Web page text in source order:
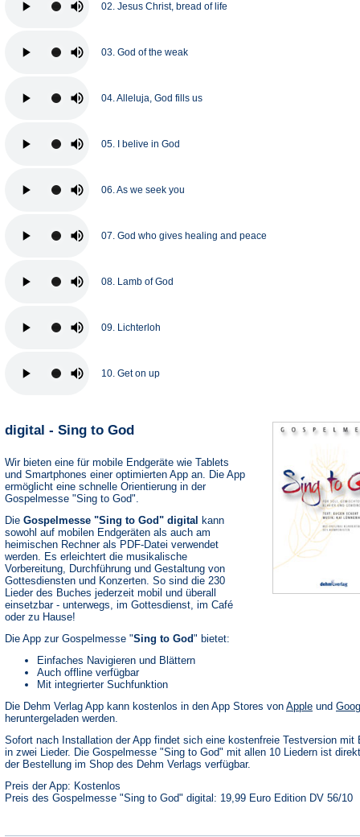
02. Jesus Christ, bread of life
03. God of the weak
04. Alleluja, God fills us
05. I belive in God
06. As we seek you
07. God who gives healing and peace
08. Lamb of God
09. Lichterloh
10. Get on up
digital - Sing to God
Wir bieten eine für mobile Endgeräte wie Tablets
und Smartphones einer optimierten App an. Die App
ermöglicht eine schnelle Orientierung in der
Gospelmesse "Sing to God".
Die Gospelmesse "Sing to God" digital kann
sowohl auf mobilen Endgeräten als auch am
heimischen Rechner als PDF-Datei verwendet
werden. Es erleichtert die musikalische
Vorbereitung, Durchführung und Gestaltung von
Gottesdiensten und Konzerten. So sind die 230
Lieder des Buches jederzeit mobil und überall
einsetzbar - unterwegs, im Gottesdienst, im Café
oder zu Hause!
Die App zur Gospelmesse "Sing to God" bietet:
Einfaches Navigieren und Blättern
Auch offline verfügbar
Mit integrierter Suchfunktion
Die Dehm Verlag App kann kostenlos in den App Stores von Apple(Öffnet
neuen
Tab)
und
heruntergeladen werden.
Sofort nach Installation der App findet sich eine kostenfreie Testversion mit
in zwei Lieder. Die Gospelmesse "Sing to God" mit allen 10 Liedern ist
der Bestellung im Shop des Dehm Verlags verfügbar.
Preis der App: Kostenlos
Preis des Gospelmesse "Sing to God" digital: 19,99 Euro Edition DV 56/10